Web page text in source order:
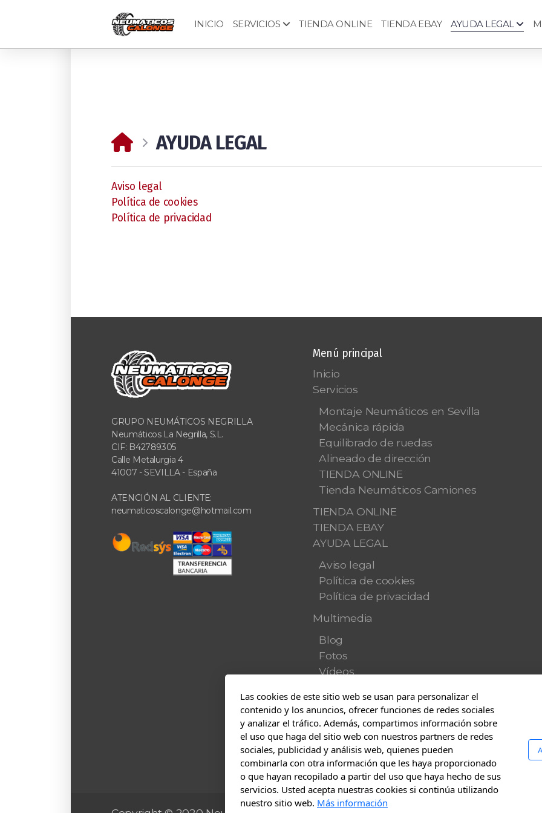
INICIO SERVICIOS TIENDA ONLINE TIENDA EBAY AYUDA LEGAL
AYUDA LEGAL
Aviso legal
Política de cookies
Política de privacidad
GRUPO NEUMÁTICOS NEGRILLA
Neumáticos La Negrilla, S.L.
CIF: B42789305
Calle Metalurgia 4
41007 - SEVILLA - España
ATENCIÓN AL CLIENTE:
neumaticoscalonge@hotmail.com
Menú principal
Inicio
Servicios
Montaje Neumáticos en Sevilla
Mecánica rápida
Equilibrado de ruedas
Alineado de dirección
TIENDA ONLINE
Tienda Neumáticos Camiones
TIENDA ONLINE
TIENDA EBAY
AYUDA LEGAL
Aviso legal
Política de cookies
Política de privacidad
Multimedia
Blog
Fotos
Vídeos
Contacto
PRESUPUESTOS
Dónde estamos
Las cookies de este sitio web se usan para personalizar el
contenido y los anuncios, ofrecer funciones de redes sociales
y analizar el tráfico. Además, compartimos información sobre
el uso que haga del sitio web con nuestros partners de redes
sociales, publicidad y análisis web, quienes pueden
combinarla con otra información que les haya proporcionado
o que hayan recopilado a partir del uso que haya hecho de sus
servicios. Usted acepta nuestras cookies si continúa utilizando
nuestro sitio web. Más información